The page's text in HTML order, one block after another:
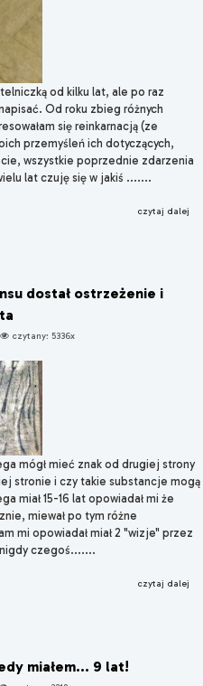
od kilku lat, ale po raz
Od roku zbieg różnych
się reinkarnacją (ze
przemyśleń ich dotyczących,
wszystkie poprzednie zdarzenia
lat czuję się w jakiś .......
czytaj dalej
dostał ostrzeżenie i
czytany: 5336x
mógł mieć znak od drugiej strony
stronie i czy takie substancje mogą
miał 15-16 lat opowiadał mi że
miewał po tym różne
mi opowiadał miał 2 "wizje" przez
czegoś.......
czytaj dalej
miałem... 9 lat!